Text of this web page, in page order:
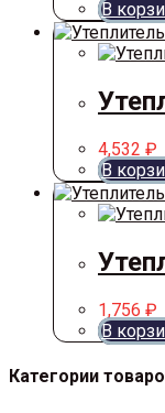
В
4,532 ₽
В
1,756 ₽
В
Категории